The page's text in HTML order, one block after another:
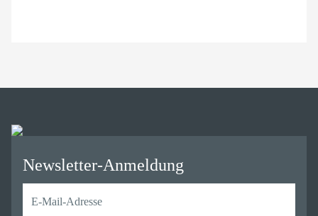
Newsletter-Anmeldung